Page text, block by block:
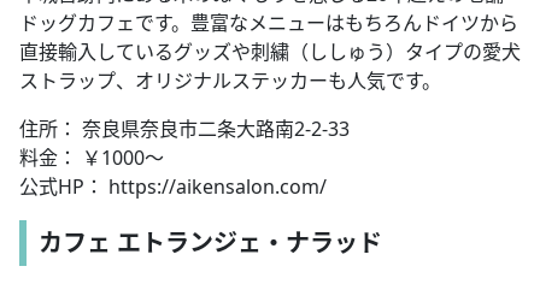
ドッグカフェです。豊富なメニューはもちろんドイツから
直接輸入しているグッズや刺繍（ししゅう）タイプの愛犬
ストラップ、オリジナルステッカーも人気です。
住所： 奈良県奈良市二条大路南2-2-33
料金： ￥1000～
公式HP： https://aikensalon.com/
カフェ エトランジェ・ナラッド